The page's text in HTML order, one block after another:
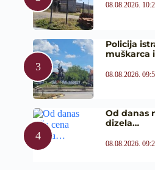
08.08.2026.
Policija
muškarca
08.08.2026.
Od danas
dizela…
08.08.2026.